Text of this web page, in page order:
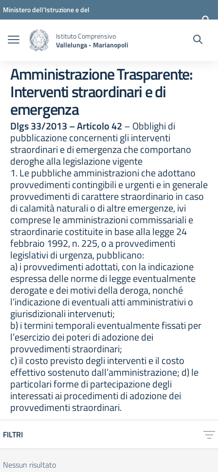
Vai ai contenuti
Vai al menu di navigazione
Vai al footer
Ministero dell'Istruzione e del
Istituto Comprensivo
Vallelunga - Marianopoli
Amministrazione Trasparente:
Interventi straordinari e di
emergenza
Dlgs 33/2013 – Articolo 42– Obblighi di
pubblicazione concernenti gli interventi
straordinari e di emergenza che comportano
deroghe alla legislazione vigente
1. Le pubbliche amministrazioni che adottano
provvedimenti contingibili e urgenti e in generale
provvedimenti di carattere straordinario in caso
di calamità naturali o di altre emergenze, ivi
comprese le amministrazioni commissariali e
straordinarie costituite in base alla legge 24
febbraio 1992, n. 225, o a provvedimenti
legislativi di urgenza, pubblicano:
a) i provvedimenti adottati, con la indicazione
espressa delle norme di legge eventualmente
derogate e dei motivi della deroga, nonché
l’indicazione di eventuali atti amministrativi o
giurisdizionali intervenuti;
b) i termini temporali eventualmente fissati per
l’esercizio dei poteri di adozione dei
provvedimenti straordinari;
c) il costo previsto degli interventi e il costo
effettivo sostenuto dall’amministrazione; d) le
particolari forme di partecipazione degli
interessati ai procedimenti di adozione dei
provvedimenti straordinari.
FILTRI
Nessun risultato